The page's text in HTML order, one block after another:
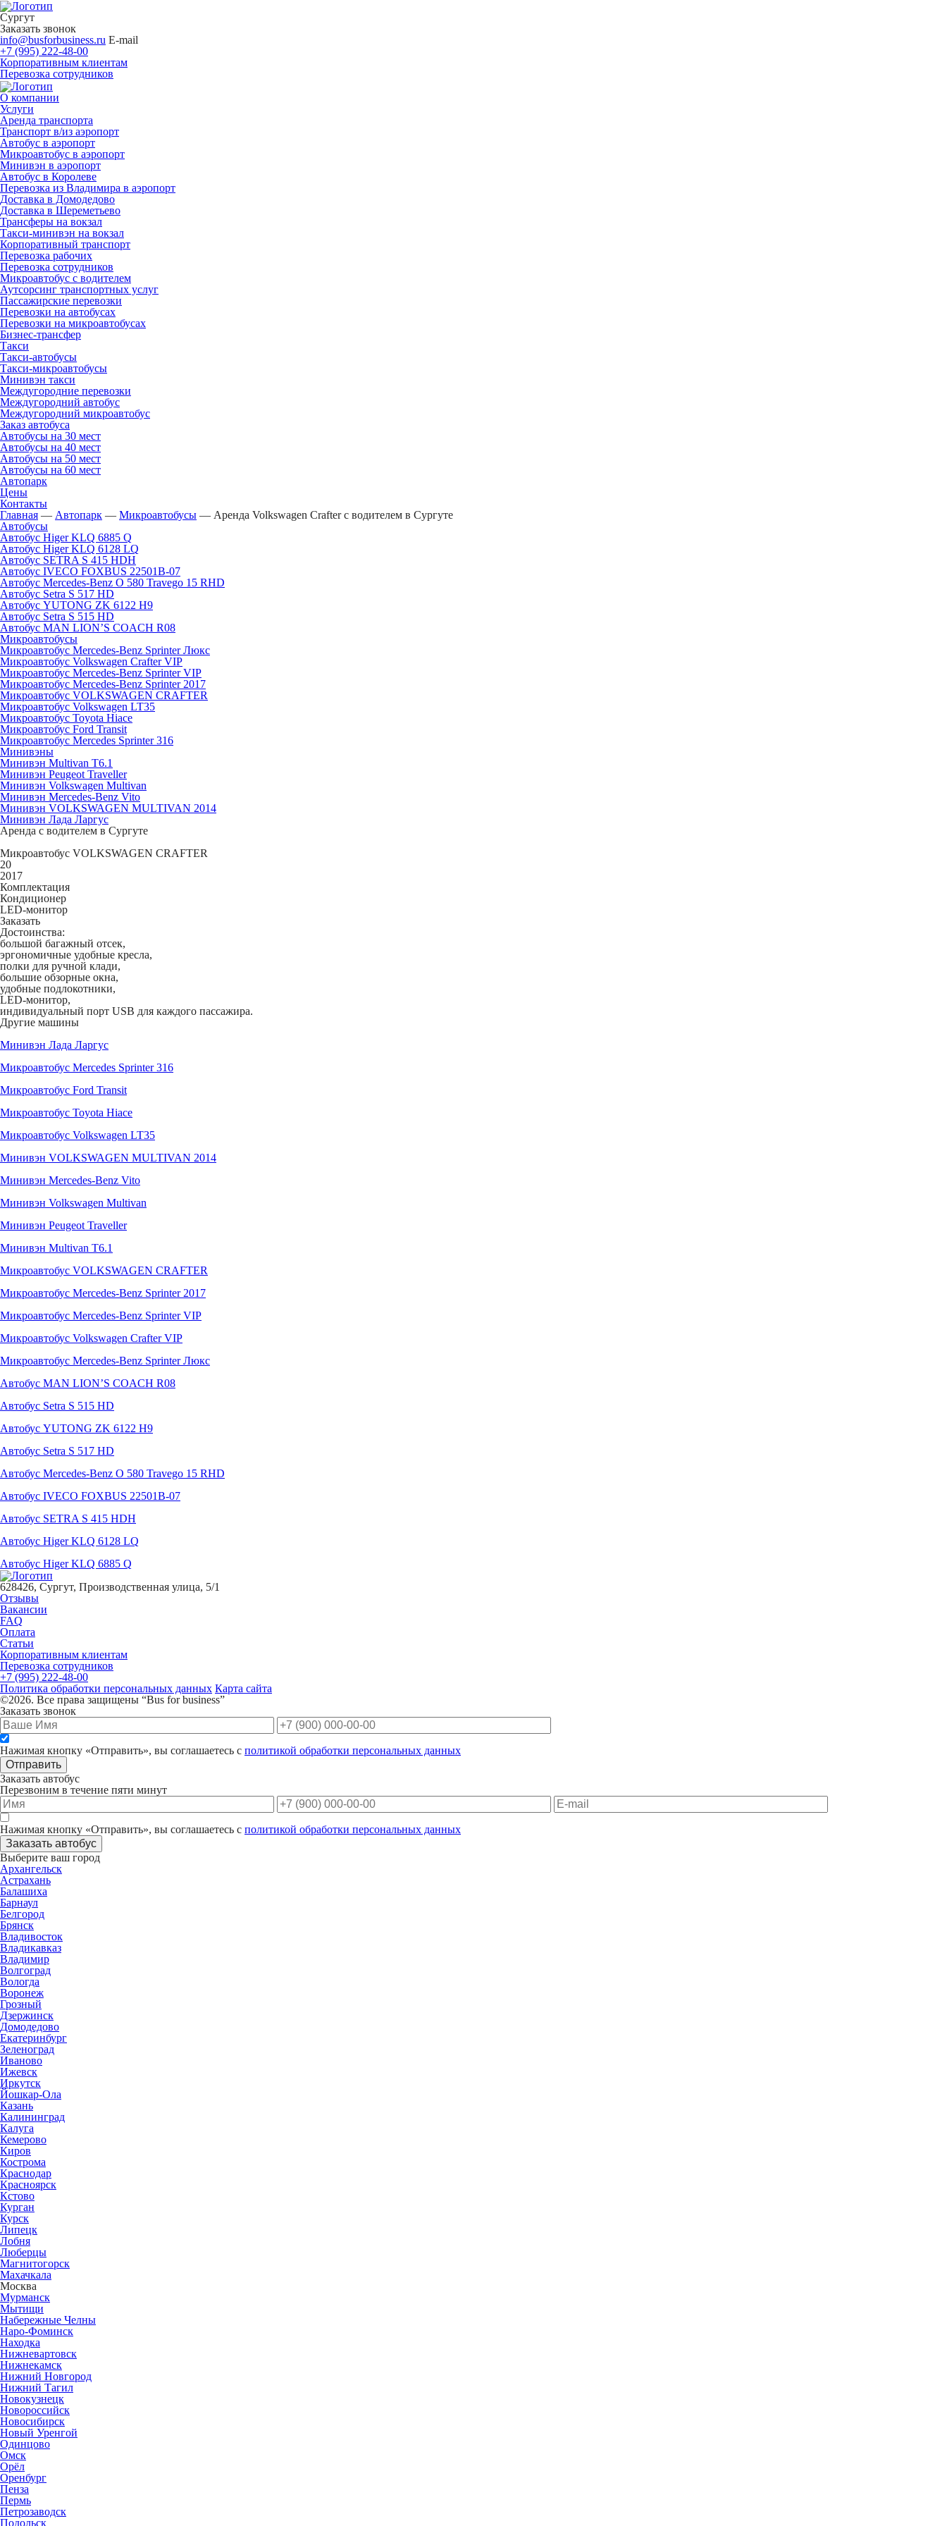
Сургут
Заказать звонок
info@busforbusiness.ru E-mail
+7 (995) 222-48-00
Корпоративным клиентам
Перевозка сотрудников
О компании
Услуги
Аренда транспорта
Транспорт в/из аэропорт
Автобус в аэропорт
Микроавтобус в аэропорт
Минивэн в аэропорт
Автобус в Королеве
Перевозка из Владимира в аэропорт
Доставка в Домодедово
Доставка в Шереметьево
Трансферы на вокзал
Такси-минивэн на вокзал
Корпоративный транспорт
Перевозка рабочих
Перевозка сотрудников
Микроавтобус с водителем
Аутсорсинг транспортных услуг
Пассажирские перевозки
Перевозки на автобусах
Перевозки на микроавтобусах
Бизнес-трансфер
Такси
Такси-автобусы
Такси-микроавтобусы
Минивэн такси
Междугородние перевозки
Междугородний автобус
Междугородний микроавтобус
Заказ автобуса
Автобусы на 30 мест
Автобусы на 40 мест
Автобусы на 50 мест
Автобусы на 60 мест
Автопарк
Цены
Контакты
Главная — Автопарк — Микроавтобусы — Аренда Volkswagen Crafter с водителем в Сургуте
Автобусы
Автобус Higer KLQ 6885 Q
Автобус Higer KLQ 6128 LQ
Автобус SETRA S 415 HDH
Автобус IVECO FOXBUS 22501В-07
Автобус Mercedes-Benz O 580 Travego 15 RHD
Автобус Setra S 517 HD
Автобус YUTONG ZK 6122 H9
Автобус Setra S 515 HD
Автобус MAN LION’S COACH R08
Микроавтобусы
Микроавтобус Mercedes-Benz Sprinter Люкс
Микроавтобус Volkswagen Crafter VIP
Микроавтобус Mercedes-Benz Sprinter VIP
Микроавтобус Mercedes-Benz Sprinter 2017
Микроавтобус VOLKSWAGEN CRAFTER
Микроавтобус Volkswagen LT35
Микроавтобус Toyota Hiace
Микроавтобус Ford Transit
Микроавтобус Mercedes Sprinter 316
Минивэны
Минивэн Multivan Т6.1
Минивэн Peugeot Traveller
Минивэн Volkswagen Multivan
Минивэн Mercedes-Benz Vito
Минивэн VOLKSWAGEN MULTIVAN 2014
Минивэн Лада Ларгус
Аренда с водителем в Сургуте
Микроавтобус VOLKSWAGEN CRAFTER
20
2017
Комплектация
Кондиционер
LED-монитор
Заказать
Достоинства:
большой багажный отсек,
эргономичные удобные кресла,
полки для ручной клади,
большие обзорные окна,
удобные подлокотники,
LED-монитор,
индивидуальный порт USB для каждого пассажира.
Другие машины
Минивэн Лада Ларгус
Микроавтобус Mercedes Sprinter 316
Микроавтобус Ford Transit
Микроавтобус Toyota Hiace
Микроавтобус Volkswagen LT35
Минивэн VOLKSWAGEN MULTIVAN 2014
Минивэн Mercedes-Benz Vito
Минивэн Volkswagen Multivan
Минивэн Peugeot Traveller
Минивэн Multivan Т6.1
Микроавтобус VOLKSWAGEN CRAFTER
Микроавтобус Mercedes-Benz Sprinter 2017
Микроавтобус Mercedes-Benz Sprinter VIP
Микроавтобус Volkswagen Crafter VIP
Микроавтобус Mercedes-Benz Sprinter Люкс
Автобус MAN LION’S COACH R08
Автобус Setra S 515 HD
Автобус YUTONG ZK 6122 H9
Автобус Setra S 517 HD
Автобус Mercedes-Benz O 580 Travego 15 RHD
Автобус IVECO FOXBUS 22501В-07
Автобус SETRA S 415 HDH
Автобус Higer KLQ 6128 LQ
Автобус Higer KLQ 6885 Q
628426, Сургут, Производственная улица, 5/1
Отзывы
Вакансии
FAQ
Оплата
Статьи
Корпоративным клиентам
Перевозка сотрудников
+7 (995) 222-48-00
Политика обработки персональных данных Карта сайта
©2026. Все права защищены “Bus for business”
Заказать звонок
Нажимая кнопку «Отправить», вы соглашаетесь с политикой обработки персональных данных
Отправить
Заказать автобус
Перезвоним в течение пяти минут
Нажимая кнопку «Отправить», вы соглашаетесь с политикой обработки персональных данных
Заказать автобус
Выберите ваш город
Архангельск
Астрахань
Балашиха
Барнаул
Белгород
Брянск
Владивосток
Владикавказ
Владимир
Волгоград
Вологда
Воронеж
Грозный
Дзержинск
Домодедово
Екатеринбург
Зеленоград
Иваново
Ижевск
Иркутск
Йошкар-Ола
Казань
Калининград
Калуга
Кемерово
Киров
Кострома
Краснодар
Красноярск
Кстово
Курган
Курск
Липецк
Лобня
Люберцы
Магнитогорск
Махачкала
Москва
Мурманск
Мытищи
Набережные Челны
Наро-Фоминск
Находка
Нижневартовск
Нижнекамск
Нижний Новгород
Нижний Тагил
Новокузнецк
Новороссийск
Новосибирск
Новый Уренгой
Одинцово
Омск
Орёл
Оренбург
Пенза
Пермь
Петрозаводск
Подольск